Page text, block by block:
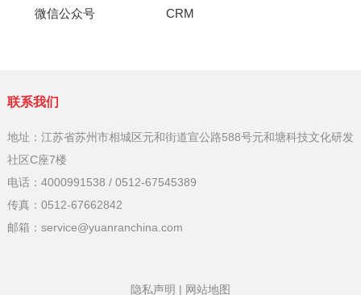
微信公众号 CRM
联系我们
地址：江苏省苏州市相城区元和街道宣公路588号元和塘科技文化研发
社区C座7楼
电话：4000991538 / 0512-67545389
传真：0512-67662842
邮箱：service@yuanranchina.com
隐私声明 | 网站地图